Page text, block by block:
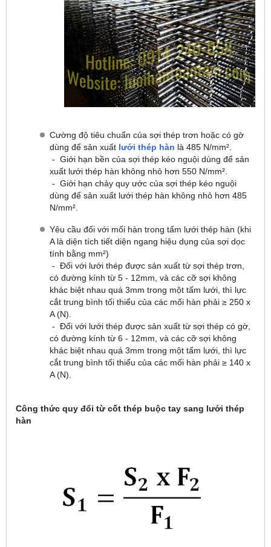
Cường độ tiêu chuẩn của sợi thép trơn hoặc có gờ
dùng để sản xuất lưới thép hàn là 485 N/mm².
- Giới hạn bền của sợi thép kéo nguội dùng để sản
xuất lưới thép hàn không nhỏ hơn 550 N/mm².
- Giới hạn chảy quy ước của sợi thép kéo nguội
dùng để sản xuất lưới thép hàn không nhỏ hơn 485
N/mm².
Yêu cầu đối với mối hàn trong tấm lưới thép hàn (khi
A là diện tích tiết diện ngang hiệu dụng của sợi dọc
tính bằng mm²)
- Đối với lưới thép được sản xuất từ sợi thép trơn,
có đường kính từ 5 - 12mm, và các cỡ sợi không
khác biệt nhau quá 3mm trong một tấm lưới, thì lực
cắt trung bình tối thiểu của các mối hàn phải ≥ 250 x
A (N).
- Đối với lưới thép được sản xuất từ sợi thép có gờ,
có đường kính từ 6 - 12mm, và các cỡ sợi không
khác biệt nhau quá 3mm trong một tấm lưới, thì lực
cắt trung bình tối thiểu của các mối hàn phải ≥ 140 x
A (N).
Công thức quy đổi từ cốt thép buộc tay sang lưới thép
hàn